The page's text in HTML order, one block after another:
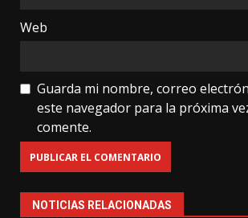
Web
Guarda mi nombre, correo
este navegador para la próxima
comente.
NOTICIAS RELACIONADAS